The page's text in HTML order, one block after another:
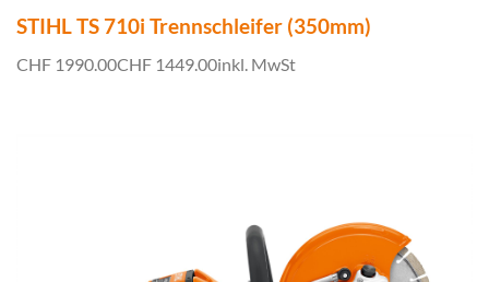
STIHL TS 710i Trennschleifer (350mm)
CHF 1990.00CHF 1449.00inkl. MwSt